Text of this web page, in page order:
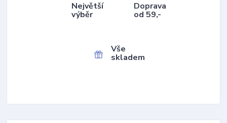
Největší
výběr
Doprava
od 59,-
Vše
skladem